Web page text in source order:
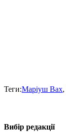
Теги:Маріуш Вах,
Вибір редакції